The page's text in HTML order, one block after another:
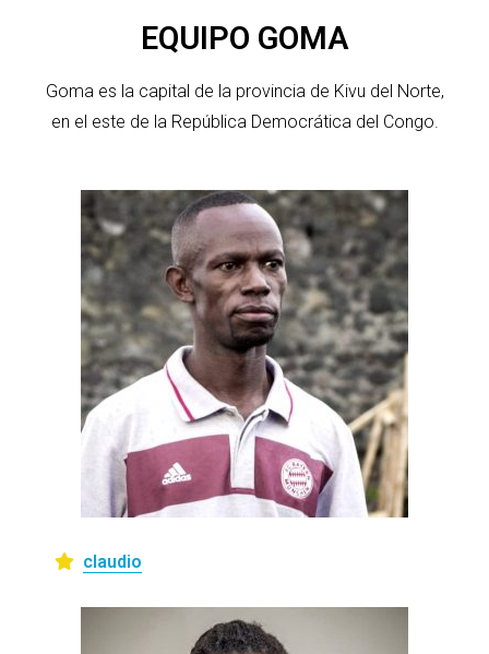
EQUIPO GOMA
Goma es la capital de la provincia de Kivu del Norte,
en el este de la República Democrática del Congo.
claudio